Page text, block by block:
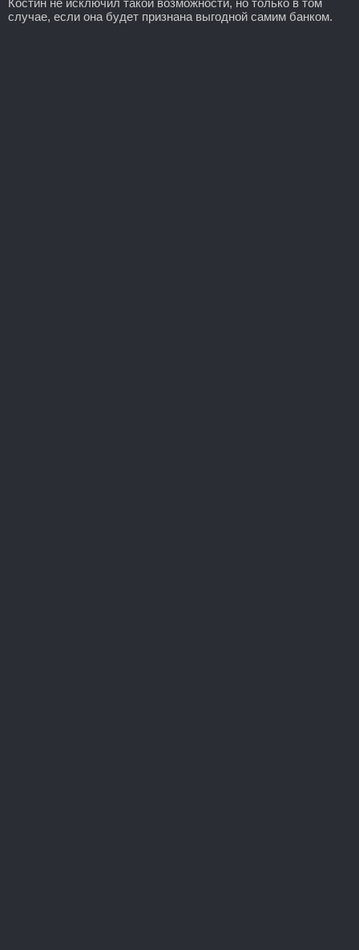
случае, если она будет признана выгодной самим банком.